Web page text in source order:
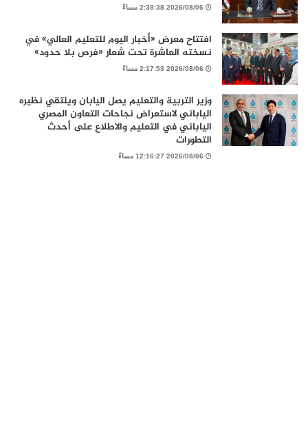
2026/08/06 2:38:38 مساءً
افتتاح معرض «أخبار اليوم للتعليم العالي» في
نسخته العاشرة تحت شعار «فرص بلا حدود»
2026/08/06 2:17:53 مساءً
وزير التربية والتعليم يصل اليابان ويلتقي نظيره
الياباني لاستعراض نجاحات التعاون المصري
الياباني في التعليم والاطلاع على أحدث
التطورات
2026/08/06 12:16:27 مساءً